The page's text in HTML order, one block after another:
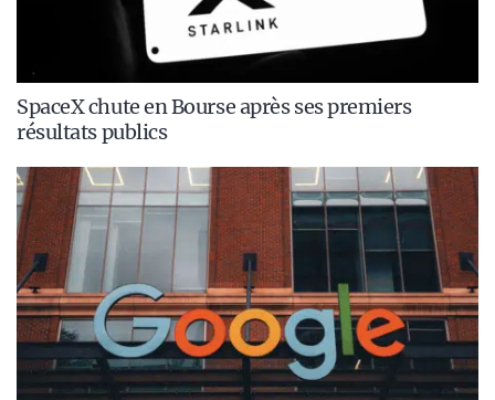
SpaceX chute en Bourse après ses premiers
résultats publics